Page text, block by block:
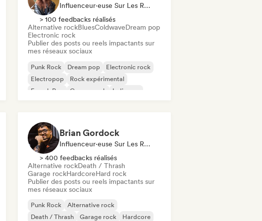
Influenceur·euse Sur Les Réseaux Sociaux
> 100 feedbacks réalisés
Alternative rockBluesColdwaveDream pop
Electronic rock
Publier des posts ou reels impactants sur
mes réseaux sociaux
Punk Rock Dream pop
Electronic rock
Electropop
Rock expérimental
French Pop
Garage rock Indie pop
Brian Gordock
Influenceur·euse Sur Les Réseaux Sociaux
> 400 feedbacks réalisés
Alternative rockDeath / Thrash
Garage rockHardcoreHard rock
Publier des posts ou reels impactants sur
mes réseaux sociaux
Punk Rock
Alternative rock
Death / Thrash
Garage rock
Hardcore